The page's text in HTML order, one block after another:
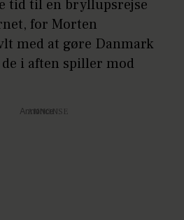
tid til en bryllupsrejse
for Morten
med at gøre Danmark
i aften spiller mod
Annonce